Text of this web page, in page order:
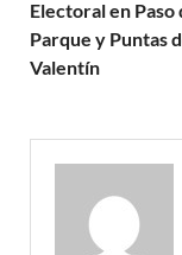
Electoral en Paso
Parque y Puntas
Valentín